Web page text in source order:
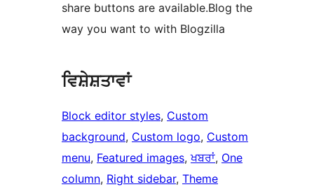
share buttons are available.Blog the
way you want to with Blogzilla
ਵਿਸ਼ੇਸ਼ਤਾਵਾਂ
Block editor styles, Custom
background, Custom logo, Custom
menu, Featured images, ਖਬਰਾਂ, One
column, Right sidebar, Theme